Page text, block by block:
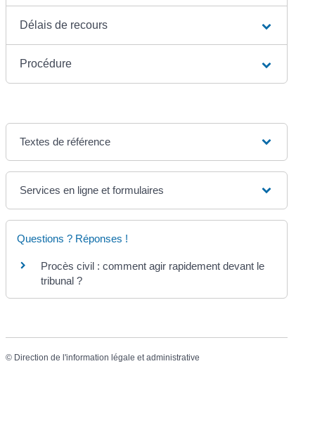
Délais de recours
Procédure
Textes de référence
Services en ligne et formulaires
Questions ? Réponses !
Procès civil : comment agir rapidement devant le
tribunal ?
© Direction de l'information légale et administrative